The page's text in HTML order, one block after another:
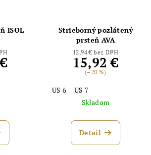
ISOL
Strieborný pozlátený
prsteň AVA
12,94 € bez DPH
15,92 €
(–20 %)
US 6
US 7
Skladom
Detail